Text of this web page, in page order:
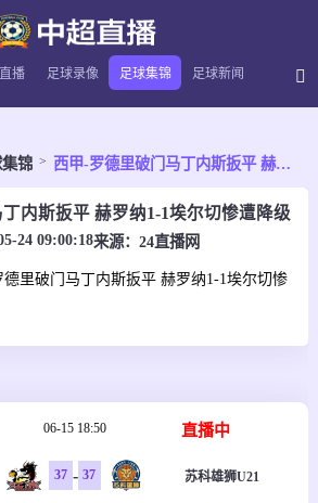
播 足球录像 足球集锦 足球新闻
集锦 西甲-罗德里破门马丁内斯扳平 赫罗纳1-1埃尔切惨遭降级
内斯扳平 赫罗纳1-1埃尔切惨遭降级
24 09:00:18来源： 24直播网
里破门马丁内斯扳平 赫罗纳1-1埃尔切惨
06-15 18:50 直播中
37 - 37 苏科雄狮U21